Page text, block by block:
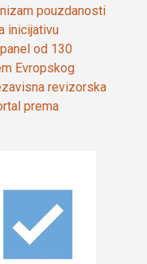
pouzdanosti
inicijativu
od 130
Evropskog
revizorska
prema